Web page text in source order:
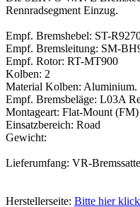
Rennradsegment Einzug.
Empf. Bremshebel: ST-
Empf. Bremsleitung: SM-
Empf. Rotor: RT-MT900
Kolben: 2
Material Kolben: Aluminium.
Empf. Bremsbeläge: L03A
Montageart: Flat-Mount (FM)
Einsatzbereich: Road
Gewicht:
Lieferumfang: VR-
Herstellerseite: Bitte hier